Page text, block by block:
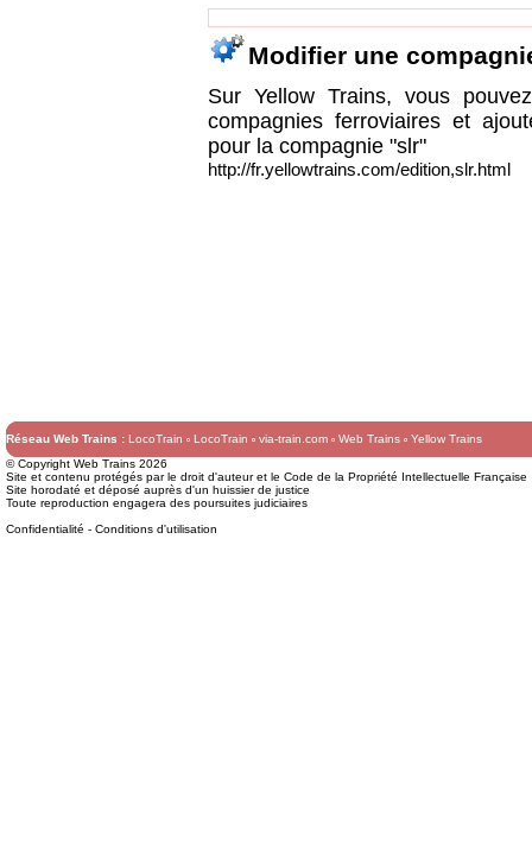
Modifier une
Sur Yellow Trains, vous
compagnies ferroviaires et
pour la compagnie "slr"
http://fr.yellowtrains.com/edition,slr.html
Réseau Web Trains : LocoTrain LocoTrain via-train.com Web Trains
Yellow Trains
© Copyright Web Trains 2026
Site et contenu protégés par le droit d'auteur et le Code de la Propriété Intellectuelle Française
Site horodaté et déposé auprès d'un huissier de justice
Toute reproduction engagera des poursuites judiciaires
Confidentialité - Conditions d'utilisation